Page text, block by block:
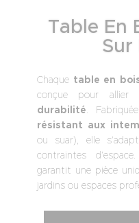
Table En
Sur
Chaque table en
conçue pour allier
durabilité.
résistant aux
ou suar), elle
contraintes
garantit une pièce
jardins ou espaces